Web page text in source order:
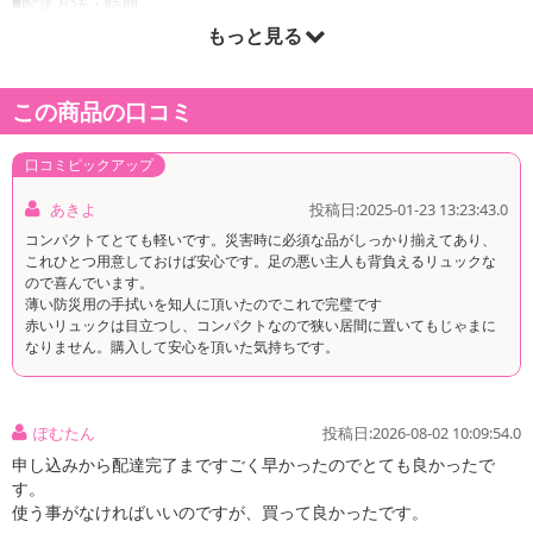
・配送会社：佐川急便、西濃運輸
・配送日時の指定：「発送予定日」に配送日指定の記載がある場合
に、ご利用可能です。
※発送予定日は到着日ではありません。
・商品は「マリンショップ」より出荷します。
商品詳細
もっと見る
この商品の口コミ
口コミピックアップ
あきよ 投稿日:2025-01-23 13:23:43.0
コンパクトてとても軽いです。災害時に必須な品がしっかり揃えてあり、
これひとつ用意しておけば安心です。足の悪い主人も背負えるリュックな
ので喜んでいます。
薄い防災用の手拭いを知人に頂いたのでこれで完璧です
赤いリュックは目立つし、コンパクトなので狭い居間に置いてもじゃまに
なりません。購入して安心を頂いた気持ちです。
ぽむたん 投稿日:2026-08-02 10:09:54.0
申し込みから配達完了まですごく早かったのでとても良かったで
す。
使う事がなければいいのですが、買って良かったです。